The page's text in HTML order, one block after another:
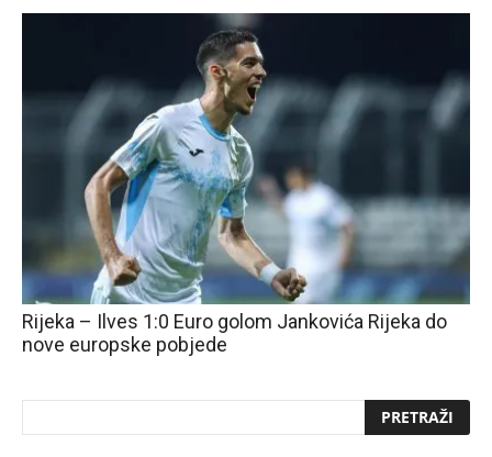
Rijeka – Ilves 1:0 Euro golom Jankovića Rijeka do
nove europske pobjede